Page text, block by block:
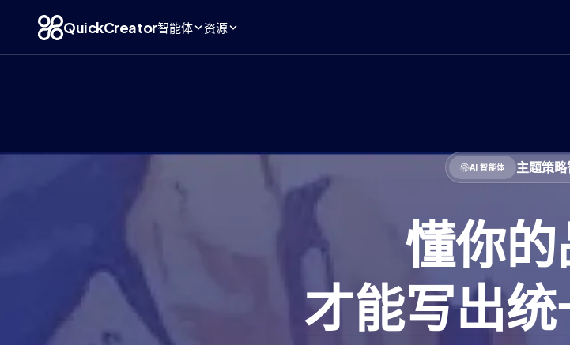
QuickCreator智能体 资源
AI 智能体 主题策略
懂你
才能写出